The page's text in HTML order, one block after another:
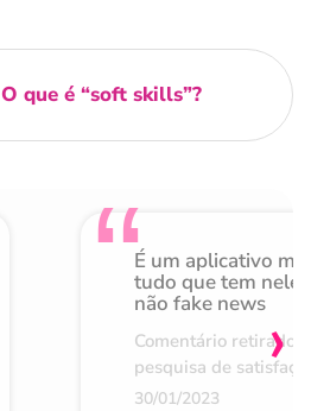
O que é “soft skills”?
É um aplicativo
tudo que tem nele
não fake news
Comentário retirado
pesquisa de
30/01/2023
›